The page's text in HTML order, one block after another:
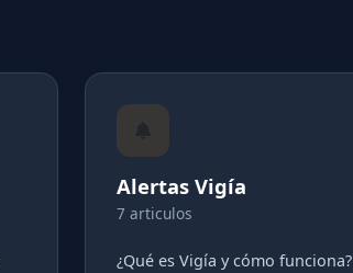
Alertas Vigía
7 articulos
¿Qué es Vigía y cómo funciona?